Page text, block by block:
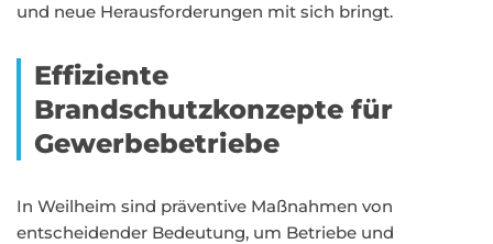
und neue Herausforderungen mit sich bringt.
Effiziente
Brandschutzkonzepte für
Gewerbebetriebe
In Weilheim sind präventive Maßnahmen von
entscheidender Bedeutung, um Betriebe und